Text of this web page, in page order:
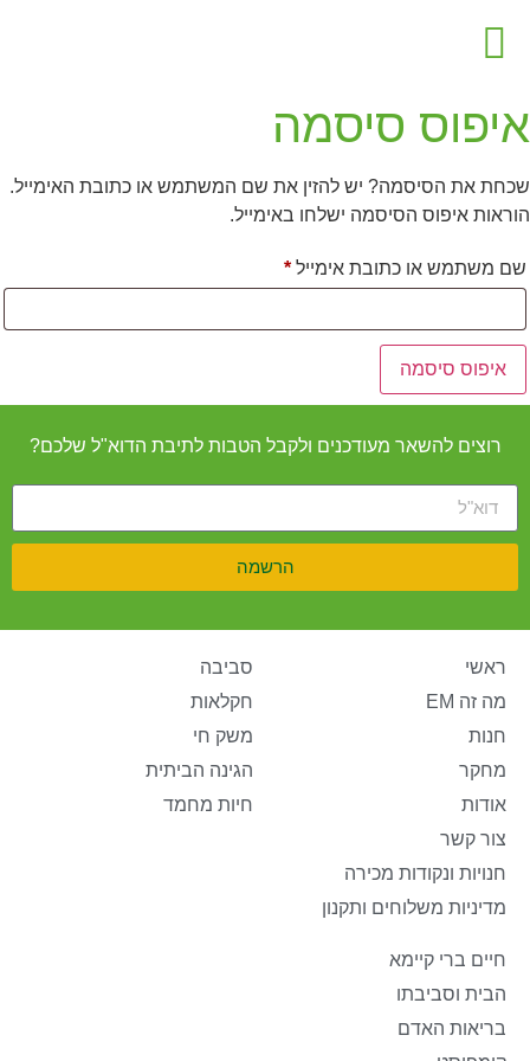
איפוס סיסמה
שכחת את הסיסמה? יש להזין את שם המשתמש או כתובת האימייל.
הוראות איפוס הסיסמה ישלחו באימייל.
שם משתמש או כתובת אימייל *
איפוס סיסמה
רוצים להשאר מעודכנים ולקבל הטבות לתיבת הדוא"ל שלכם?
הרשמה
ראשי
מה זה EM
חנות
מחקר
אודות
צור קשר
חנויות ונקודות מכירה
מדיניות משלוחים ותקנון
סביבה
חקלאות
משק חי
הגינה הביתית
חיות מחמד
חיים ברי קיימא
הבית וסביבתו
בריאות האדם